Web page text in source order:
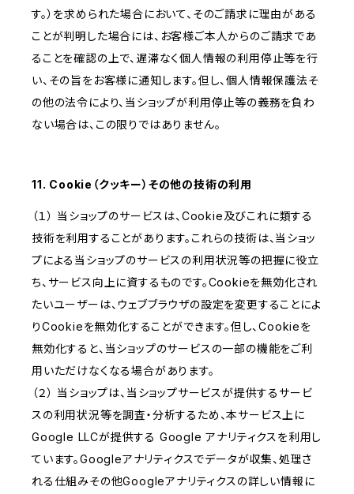
す。）を求められた場合において、そのご請求に理由がある
ことが判明した場合には、お客様ご本人からのご請求であ
ることを確認の上で、遅滞なく個人情報の利用停止等を行
い、その旨をお客様に通知します。但し、個人情報保護法そ
の他の法令により、当ショップが利用停止等の義務を負わ
ない場合は、この限りではありません。
11. Cookie（クッキー）その他の技術の利用
（１） 当ショップのサービスは、Cookie及びこれに類する
技術を利用することがあります。これらの技術は、当ショッ
プによる当ショップのサービスの利用状況等の把握に役立
ち、サービス向上に資するものです。Cookieを無効化され
たいユーザーは、ウェブブラウザの設定を変更することによ
りCookieを無効化することができます。但し、Cookieを
無効化すると、当ショップのサービスの一部の機能をご利
用いただけなくなる場合があります。
（２） 当ショップは、当ショップサービスが提供するサービ
スの利用状況等を調査・分析するため、本サービス上に
Google LLCが提供する Google アナリティクスを利用し
ています。Googleアナリティクスでデータが収集、処理さ
れる仕組みその他Googleアナリティクスの詳しい情報に